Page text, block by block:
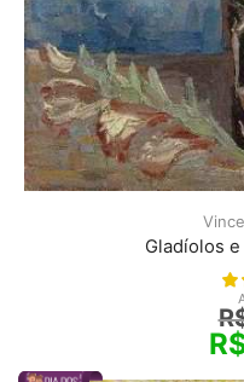
Gladíolos